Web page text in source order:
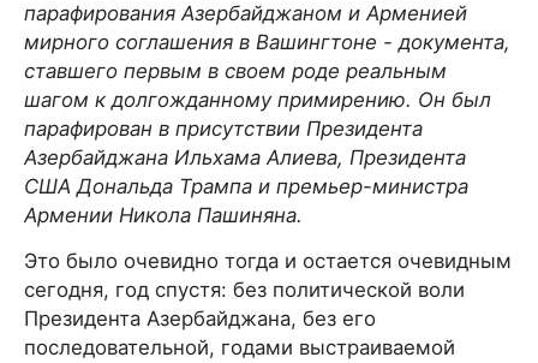
парафирования Азербайджаном и Арменией
мирного соглашения в Вашингтоне - документа,
ставшего первым в своем роде реальным
шагом к долгожданному примирению. Он был
парафирован в присутствии Президента
Азербайджана Ильхама Алиева, Президента
США Дональда Трампа и премьер-министра
Армении Никола Пашиняна.
Это было очевидно тогда и остается очевидным
сегодня, год спустя: без политической воли
Президента Азербайджана, без его
последовательной, годами выстраиваемой